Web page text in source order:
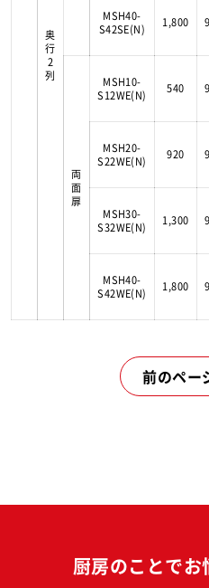
奥
行
2
列
MSH40-
S42SE(N)
1,800
両
面
扉
MSH10-
S12WE(N)
540
MSH20-
S22WE(N)
920
MSH30-
S32WE(N)
1,300
MSH40-
S42WE(N)
1,800
前のペー
厨房のことでお